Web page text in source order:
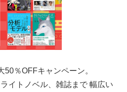
％OFFキャンペーン。
イトノベル、雑誌まで 幅広い